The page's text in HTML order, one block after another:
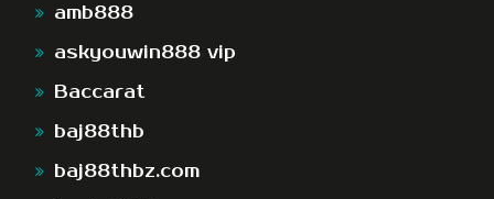
amb888
askyouwin888 vip
Baccarat
baj88thb
baj88thbz.com